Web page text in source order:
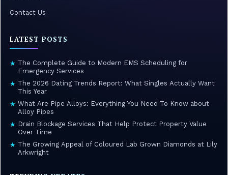
Contact Us
LATEST POSTS
★ The Complete Guide to Modern EMS Scheduling for
Emergency Services
★ The 2026 Dating Trends Report: What Singles Actually Want
This Year
★ What Are Pipe Alloys: Everything You Need To Know about
Alloy Pipes
★ Drain Blockage Services That Help Protect Property Value
Over Time
★ The Growing Appeal of Coloured Lab Grown Diamonds at Lily
Arkwright